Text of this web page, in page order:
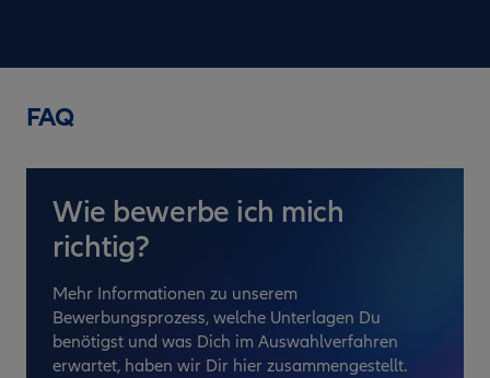
FAQ
Wie bewerbe ich mich
richtig?
Mehr Informationen zu unserem
Bewerbungsprozess, welche Unterlagen Du
benötigst und was Dich im Auswahlverfahren
erwartet, haben wir Dir hier zusammengestellt.